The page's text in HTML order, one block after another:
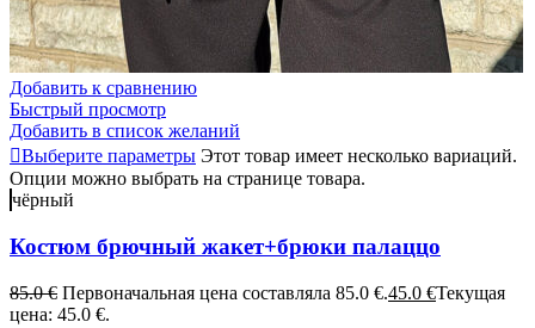
Добавить к сравнению
Быстрый просмотр
Добавить в список желаний
Выберите параметры Этот товар имеет несколько вариаций.
Опции можно выбрать на странице товара.
чёрный
Костюм брючный жакет+брюки палаццо
85.0€ Первоначальная цена составляла 85.0 €.45.0 €Текущая
цена: 45.0 €.